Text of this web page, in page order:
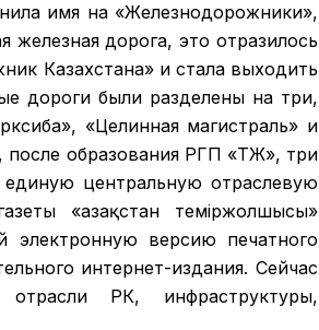
имя на «Железнодорожники»,
железная дорога, это отразилось
Казахстана» и стала выходить
дороги были разделены на три,
«Целинная магистраль» и
образования РГП «ҚТЖ», три
центральную отраслевую
«Қазақстан теміржолшысы»
электронную версию печатного
интернет-издания. Сейчас
отрасли РК, инфраструктуры,